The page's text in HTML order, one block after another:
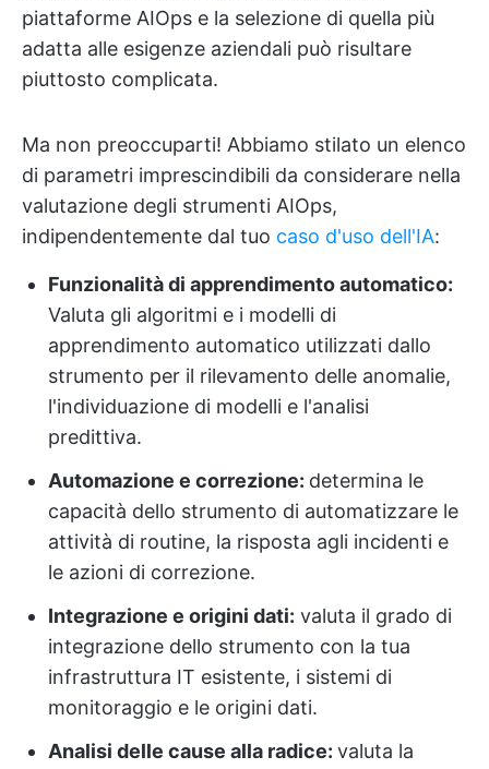
piattaforme AIOps e la selezione di quella più
adatta alle esigenze aziendali può risultare
piuttosto complicata.
Ma non preoccuparti! Abbiamo stilato un elenco
di parametri imprescindibili da considerare nella
valutazione degli strumenti AIOps,
indipendentemente dal tuo caso d'uso dell'IA:
Funzionalità di apprendimento automatico:
Valuta gli algoritmi e i modelli di
apprendimento automatico utilizzati dallo
strumento per il rilevamento delle anomalie,
l'individuazione di modelli e l'analisi
predittiva.
Automazione e correzione: determina le
capacità dello strumento di automatizzare le
attività di routine, la risposta agli incidenti e
le azioni di correzione.
Integrazione e origini dati: valuta il grado di
integrazione dello strumento con la tua
infrastruttura IT esistente, i sistemi di
monitoraggio e le origini dati.
Analisi delle cause alla radice: valuta la